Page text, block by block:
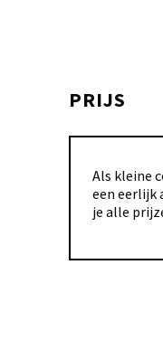
PRIJS
Als kleine
een eerlijk
je alle